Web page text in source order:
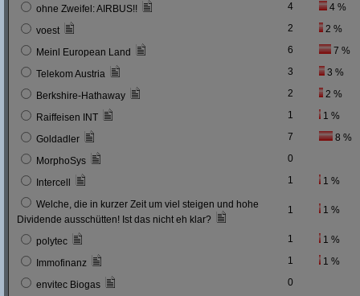
ohne Zweifel: AIRBUS!! 4 4 %
voest 2 2 %
Meinl European Land 6 7 %
Telekom Austria 3 3 %
Berkshire-Hathaway 2 2 %
Raiffeisen INT 1 1 %
Goldadler 7 8 %
MorphoSys 0
Intercell 1 1 %
Welche, die in kurzer Zeit um viel steigen und hohe
Dividende ausschütten! Ist das nicht eh klar?
1 1 %
polytec 1 1 %
Immofinanz 1 1 %
envitec Biogas 0